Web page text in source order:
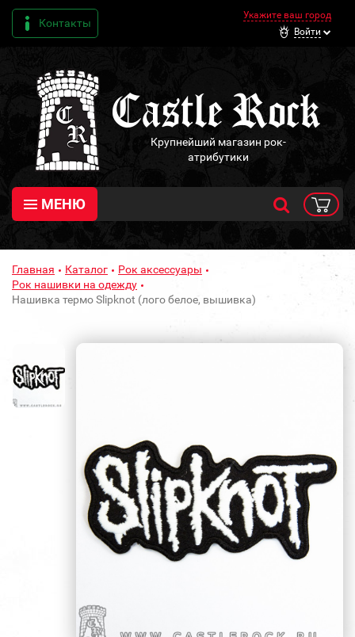
Контакты
Укажите ваш город
Войти
Крупнейший магазин рок-
атрибутики
МЕНЮ
Главная Каталог
Рок аксессуары
Рок нашивки на одежду
Нашивка термо Slipknot (лого белое, вышивка)